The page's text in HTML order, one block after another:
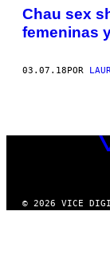
Chau sex
femeninas
03.07.18POR
© 2026 VICE